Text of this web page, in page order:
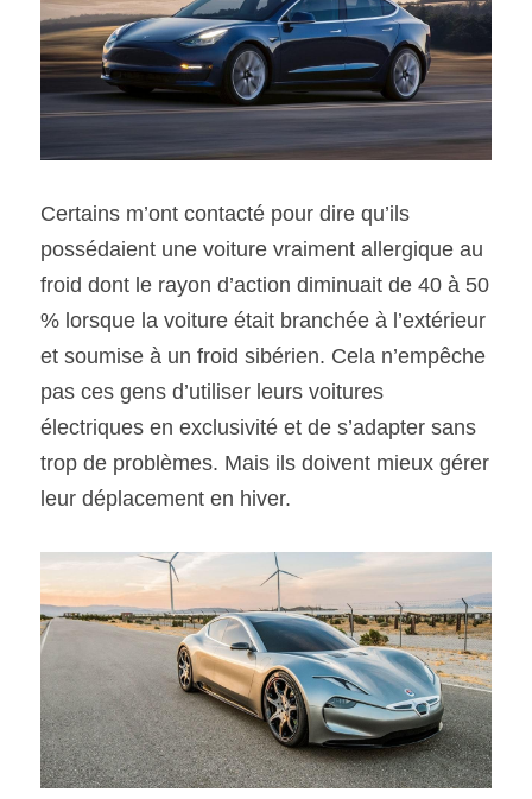
Certains m’ont contacté pour dire qu’ils
possédaient une voiture vraiment allergique au
froid dont le rayon d’action diminuait de 40 à 50
% lorsque la voiture était branchée à l’extérieur
et soumise à un froid sibérien. Cela n’empêche
pas ces gens d’utiliser leurs voitures
électriques en exclusivité et de s’adapter sans
trop de problèmes. Mais ils doivent mieux gérer
leur déplacement en hiver.